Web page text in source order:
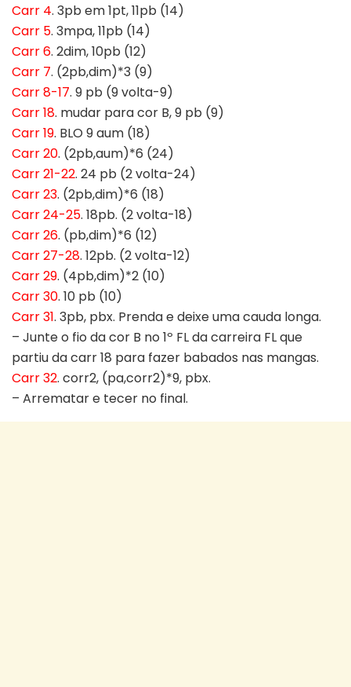
Carr 4. 3pb em 1pt, 11pb (14)
Carr 5. 3mpa, 11pb (14)
Carr 6. 2dim, 10pb (12)
Carr 7. (2pb,dim)*3 (9)
Carr 8-17. 9 pb (9 volta-9)
Carr 18. mudar para cor B, 9 pb (9)
Carr 19. BLO 9 aum (18)
Carr 20. (2pb,aum)*6 (24)
Carr 21-22. 24 pb (2 volta-24)
Carr 23. (2pb,dim)*6 (18)
Carr 24-25. 18pb. (2 volta-18)
Carr 26. (pb,dim)*6 (12)
Carr 27-28. 12pb. (2 volta-12)
Carr 29. (4pb,dim)*2 (10)
Carr 30. 10 pb (10)
Carr 31. 3pb, pbx. Prenda e deixe uma cauda longa.
– Junte o fio da cor B no 1º FL da carreira FL que
partiu da carr 18 para fazer babados nas mangas.
Carr 32. corr2, (pa,corr2)*9, pbx.
– Arrematar e tecer no final.